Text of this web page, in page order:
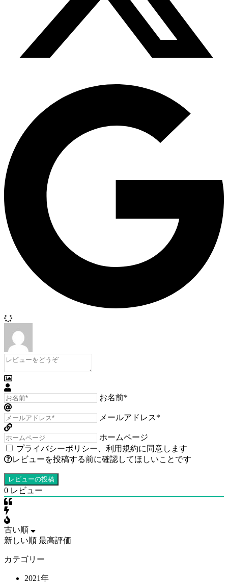
お名前*
メールアドレス*
ホームページ
プライバシーポリシー
利用規約に同意します
レビューを投稿する前に確認してほしいことです
0 レビュー
古い順
新しい順 最高評価
カテゴリー
2021年